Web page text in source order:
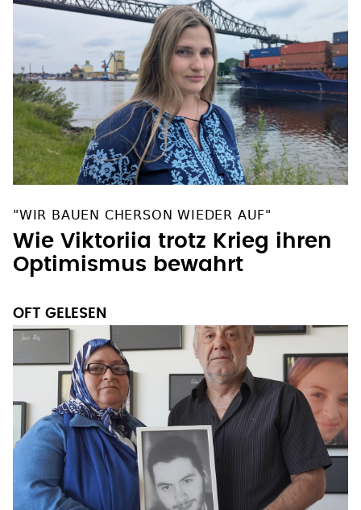
"WIR BAUEN CHERSON WIEDER AUF"
Wie Viktoriia trotz Krieg ihren
Optimismus bewahrt
OFT GELESEN